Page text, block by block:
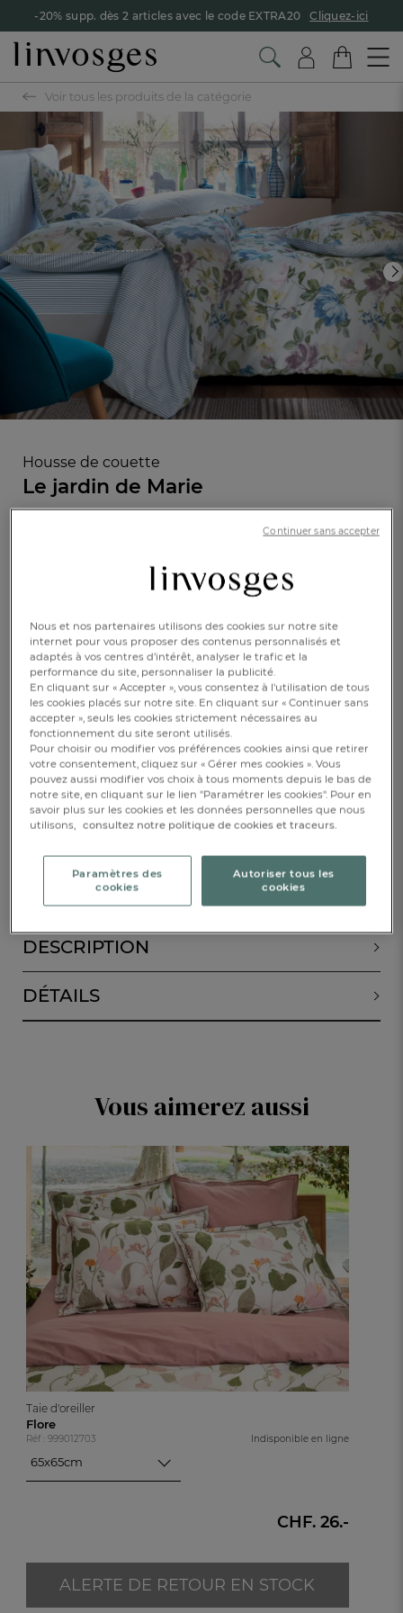
-20% supp. dès 2 articles avec le code EXTRA20 Cliquez-ici
FR DE
AT
BE
CH
Voir tous les produits de la catégorie
Housse de couette
Le jardin de Marie
En savoir +
Caractéristique :
Housse de couette 1 pers.
140x200cm 200x200cm
260x240cm
Disponible sous
CHF. 89.-
ALERTE DE RETOUR EN STOCK
DESCRIPTION
DÉTAILS
Vous aimerez aussi
Taie d'oreiller
Flore
Réf : 999012703 Indisponible en ligne
65x65cm
CHF. 26.-
ALERTE DE RETOUR EN STOCK
Nous et nos partenaires utilisons des cookies sur notre site
internet pour vous proposer des contenus personnalisés et
adaptés à vos centres d’intérêt, analyser le trafic et la
performance du site, personnaliser la publicité.
En cliquant sur « Accepter », vous consentez à l'utilisation de tous
les cookies placés sur notre site. En cliquant sur « Continuer sans
accepter », seuls les cookies strictement nécessaires au
fonctionnement du site seront utilisés.
Pour choisir ou modifier vos préférences cookies ainsi que retirer
votre consentement, cliquez sur « Gérer mes cookies ». Vous
pouvez aussi modifier vos choix à tous moments depuis le bas de
notre site, en cliquant sur le lien "Paramétrer les cookies". Pour en
savoir plus sur les cookies et les données personnelles que nous
utilisons, consultez notre politique de cookies et traceurs.
Paramètres des
cookies
Autoriser tous les
cookies
Continuer sans accepter